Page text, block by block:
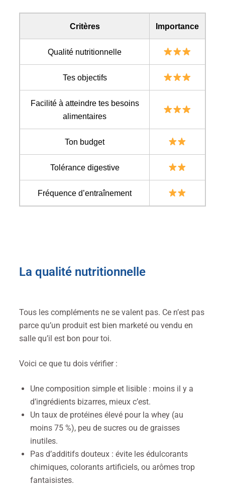
Critères Importance
Qualité nutritionnelle
Tes objectifs
Facilité à atteindre tes besoins
alimentaires
Ton budget
Tolérance digestive
Fréquence d’entraînement
La qualité nutritionnelle
Tous les compléments ne se valent pas. Ce n’est pas
parce qu’un produit est bien marketé ou vendu en
salle qu’il est bon pour toi.
Voici ce que tu dois vérifier :
Une composition simple et lisible : moins il y a
d’ingrédients bizarres, mieux c’est.
Un taux de protéines élevé pour la whey (au
moins 75 %), peu de sucres ou de graisses
inutiles.
Pas d’additifs douteux : évite les édulcorants
chimiques, colorants artificiels, ou arômes trop
fantaisistes.